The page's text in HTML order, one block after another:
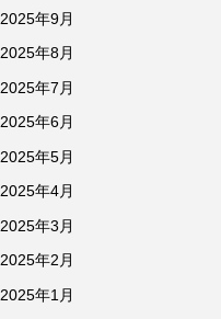
2025年9月
2025年8月
2025年7月
2025年6月
2025年5月
2025年4月
2025年3月
2025年2月
2025年1月